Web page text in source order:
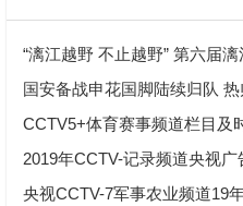
“漓江越野 不止越野” 第六届
国安备战申花国脚陆续归队
CCTV5+体育赛事频道栏目及
2019年CCTV-记录频道央视广
央视CCTV-7军事农业频道19